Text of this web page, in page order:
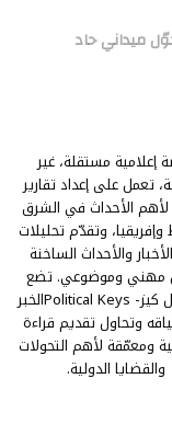
ميداني حاد
إعلامية مستقلة، غير
تعمل على إعداد تقارير
الأحداث في الشرق
وتقدّم تحليلات
والأحداث الساخنة
مهني وموضوعي. تضع
بوليتكال كيز- Political Keysالخبر
وتحاول تقديم قراءة
ومعمّقة لأهم التحولات
والقضايا الدولية.